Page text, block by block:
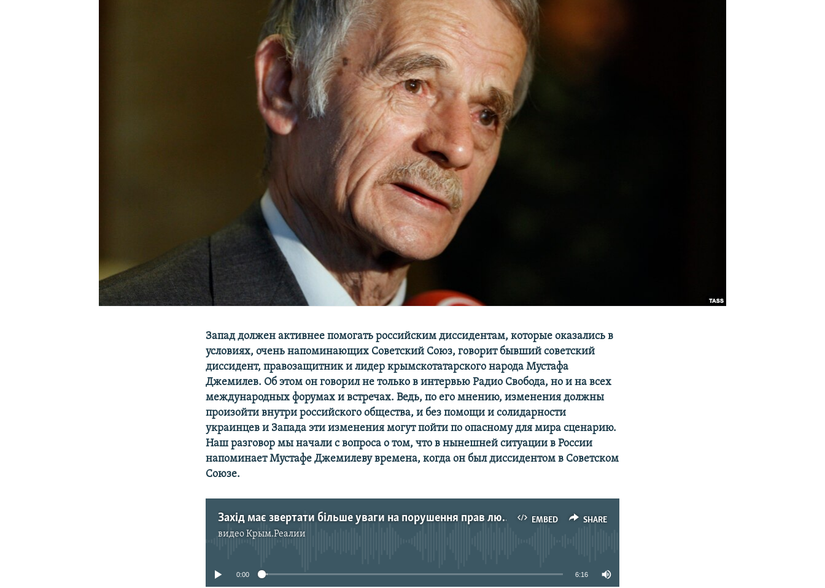
Запад должен активнее помогать российским диссидентам, которые оказались в
условиях, очень напоминающих Советский Союз, говорит бывший советский
диссидент, правозащитник и лидер крымскотатарского народа Мустафа
Джемилев. Об этом он говорил не только в интервью Радио Свобода, но и на всех
международных форумах и встречах. Ведь, по его мнению, изменения должны
произойти внутри российского общества, и без помощи и солидарности
украинцев и Запада эти изменения могут пойти по опасному для мира сценарию.
Наш разговор мы начали с вопроса о том, что в нынешней ситуации в России
напоминает Мустафе Джемилеву времена, когда он был диссидентом в Советском
Союзе.
EMBED SHARE
Захід має звертати більше уваги на порушення прав людини в Росії – Джемілєв
видеоКрым.Реалии
0:00 6:16